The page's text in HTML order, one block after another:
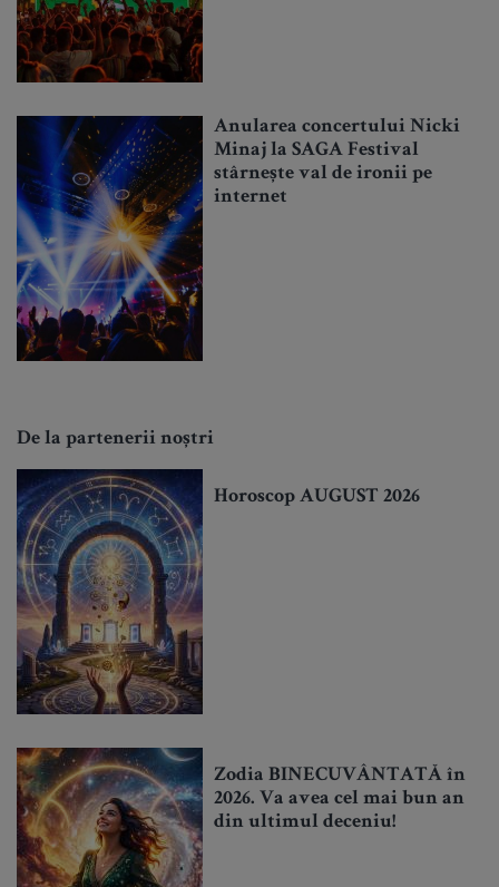
Anularea concertului Nicki
Minaj la SAGA Festival
stârnește val de ironii pe
internet
De la partenerii noștri
Horoscop AUGUST 2026
Zodia BINECUVÂNTATĂ în
2026. Va avea cel mai bun an
din ultimul deceniu!